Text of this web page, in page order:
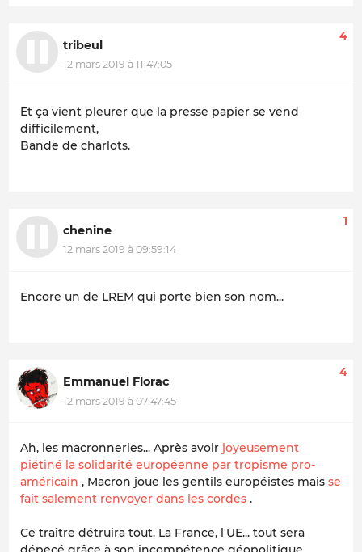
tribeul
12 mars 2019 à 11:47:05
4
Et ça vient pleurer que la presse papier se vend
difficilement,
Bande de charlots.
chenine
12 mars 2019 à 09:59:14
1
Encore un de LREM qui porte bien son nom...
Emmanuel Florac
12 mars 2019 à 07:47:45
4
Ah, les macronneries... Après avoir joyeusement
piétiné la solidarité européenne par tropisme pro-
américain , Macron joue les gentils européistes mais se
fait salement renvoyer dans les cordes .
Ce traître détruira tout. La France, l'UE... tout sera